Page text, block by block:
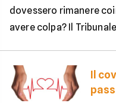
dovessero rimanere
avere colpa? Il
Il